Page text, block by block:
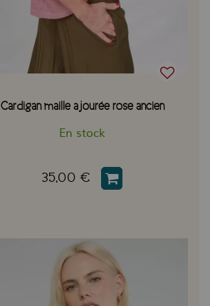
Cardigan maille ajourée rose ancien
En stock
35,00 €